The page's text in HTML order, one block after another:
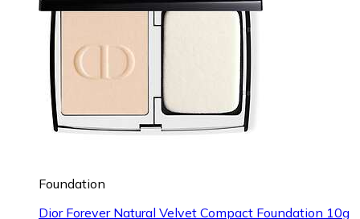
Foundation
Dior Forever Natural Velvet Compact Foundation 10g